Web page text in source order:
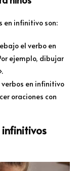
en infinitivo son:
el verbo en
ejemplo, dibujar
verbos en infinitivo
oraciones con
infinitivos